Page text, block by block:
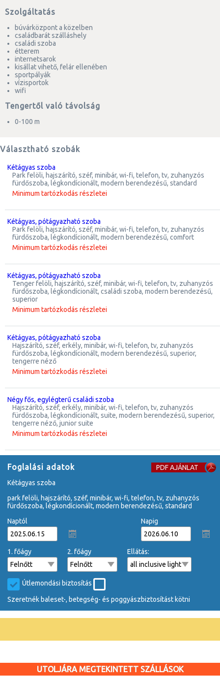
Szolgáltatás
búvárközpont a közelben
családbarát szálláshely
családi szoba
étterem
internetsarok
kisállat vihető, felár ellenében
sportpályák
vízisportok
wifi
Tengertől való távolság
0-100 m
Választható szobák
kétágyas szoba
park felöli, hajszárító, széf, minibár, wi-fi, telefon, tv, zuhanyzós
fürdőszoba, légkondícionált, modern berendezésű, standard
Minimum tartózkodás részletei
kétágyas, pótágyazható szoba
park felöli, hajszárító, széf, minibár, wi-fi, telefon, tv, zuhanyzós
fürdőszoba, légkondícionált, modern berendezésű, comfort
Minimum tartózkodás részletei
kétágyas, pótágyazható szoba
tenger felöli, hajszárító, széf, minibár, wi-fi, telefon, tv, zuhanyzós
fürdőszoba, légkondícionált, családi szoba, modern berendezésű,
superior
Minimum tartózkodás részletei
kétágyas, pótágyazható szoba
hajszárító, széf, erkély, minibár, wi-fi, telefon, tv, zuhanyzós
fürdőszoba, légkondícionált, modern berendezésű, superior,
tengerre néző
Minimum tartózkodás részletei
négy fős, egylégterű családi szoba
hajszárító, széf, erkély, minibár, wi-fi, telefon, tv, zuhanyzós
fürdőszoba, légkondícionált, suite, modern berendezésű, superior,
tengerre néző, junior suite
Minimum tartózkodás részletei
Foglalási adatok
PDF AJÁNLAT
kétágyas szoba
park felöli, hajszárító, széf, minibár, wi-fi, telefon, tv, zuhanyzós
fürdőszoba, légkondícionált, modern berendezésű, standard
Naptól
Napig
1. főágy 2. főágy Ellátás:
Útlemondási biztosítás
Szeretnék baleset-, betegség- és poggyászbiztosítást kötni
UTOLJÁRA MEGTEKINTETT SZÁLLÁSOK